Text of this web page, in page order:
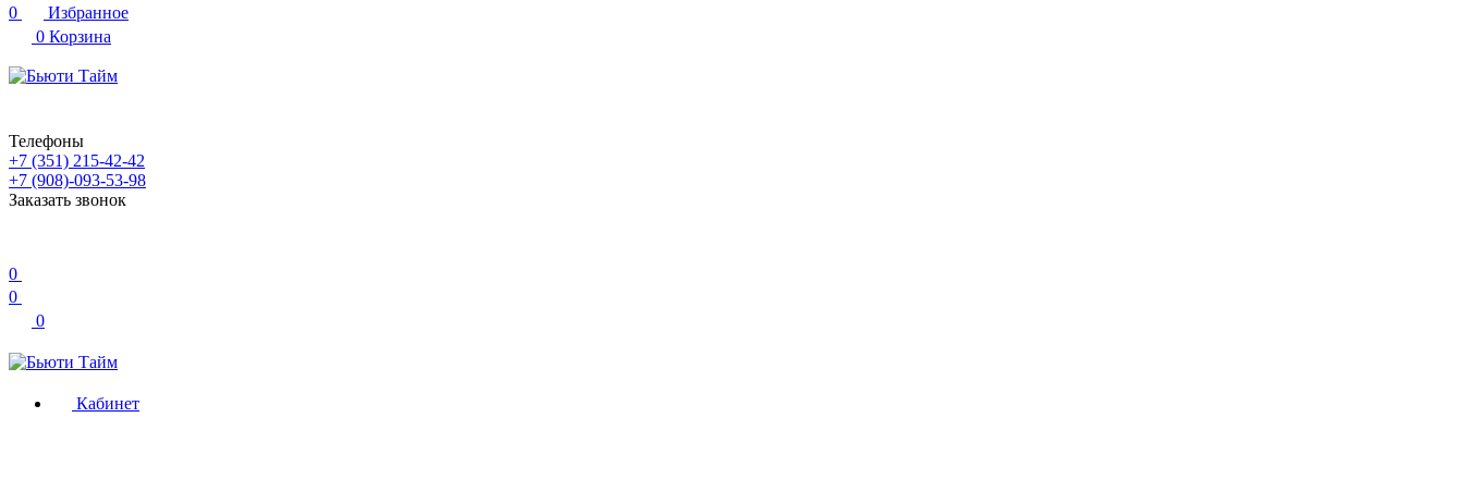
0
Избранное
0 Корзина
Телефоны
+7 (351) 215-42-42
+7 (908)-093-53-98
Заказать звонок
0
0
0
Кабинет